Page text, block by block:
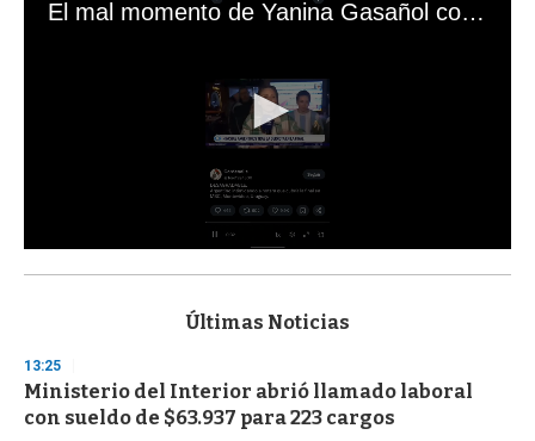
El mal momento de Yanina Gasañol con un hincha argentino en "Subrayado"
s
d
s
o
f
Últimas Noticias
13:25
Ministerio del Interior abrió llamado laboral
con sueldo de $63.937 para 223 cargos